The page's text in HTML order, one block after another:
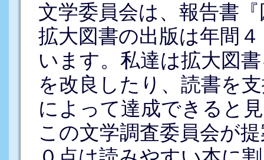
文学委員会は、報告書
拡大図書の出版は年間
います。私達は拡大図
を改良したり、読書を
によって達成できると
この文学調査委員会が